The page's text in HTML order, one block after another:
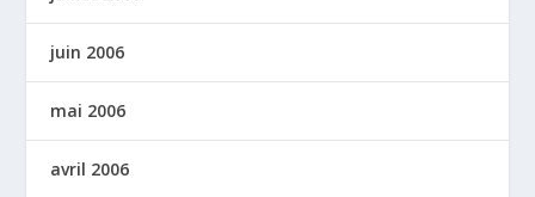
juin 2006
mai 2006
avril 2006